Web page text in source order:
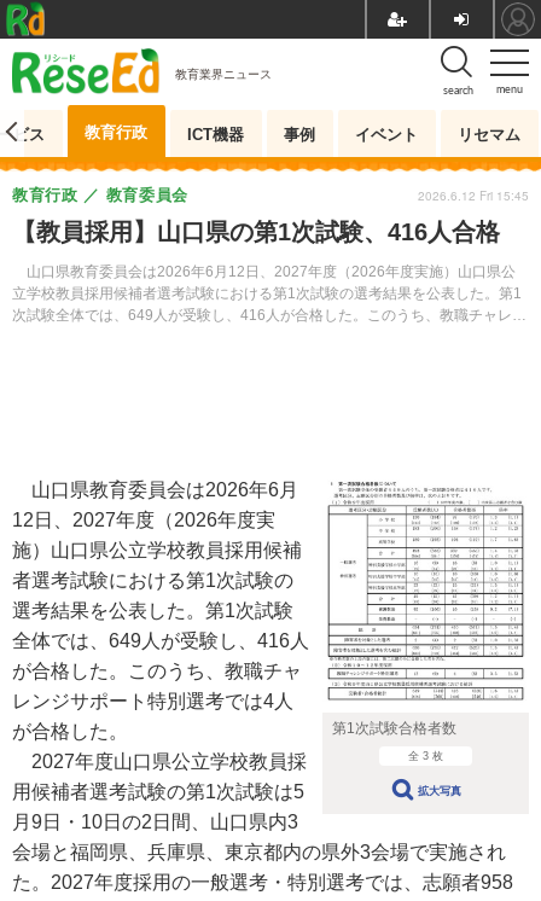
menu
search
教育業界ニュース
ビス 教育行政 ICT機器 事例 イベント リセマム
【教員採用】山口県の第1次試験、416人合格
山口県教育委員会は2026年6月12日、2027年度（2026年度実施）山口県公
立学校教員採用候補者選考試験における第1次試験の選考結果を公表した。第1
次試験全体では、649人が受験し、416人が合格した。このうち、教職チャレン
教育行政 教育委員会 2026.6.12 Fri 15:45
第1次試験合格者数
全 3 枚
拡大写真
山口県教育委員会は2026年6月
12日、2027年度（2026年度実
施）山口県公立学校教員採用候補
者選考試験における第1次試験の
選考結果を公表した。第1次試験
全体では、649人が受験し、416人
が合格した。このうち、教職チャ
レンジサポート特別選考では4人
が合格した。
2027年度山口県公立学校教員採
用候補者選考試験の第1次試験は5
月9日・10日の2日間、山口県内3
会場と福岡県、兵庫県、東京都内の県外3会場で実施され
た。2027年度採用の一般選考・特別選考では、志願者958